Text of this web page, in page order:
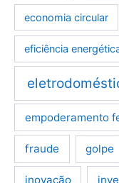
economia circular
eficiência
empoderamento
fraude golpe
inovação